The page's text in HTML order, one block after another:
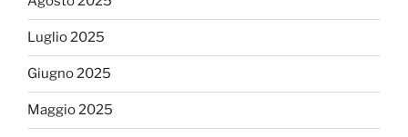
Luglio 2025
Giugno 2025
Maggio 2025